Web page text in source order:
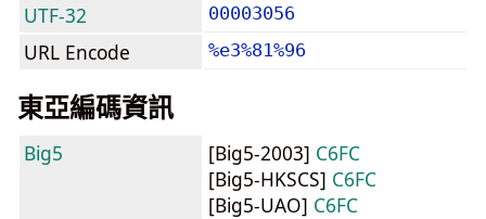
UTF-32 00003056
URL Encode %e3%81%96
東亞編碼資訊
Big5 [Big5-2003] C6FC
[Big5-HKSCS] C6FC
[Big5-UAO] C6FC